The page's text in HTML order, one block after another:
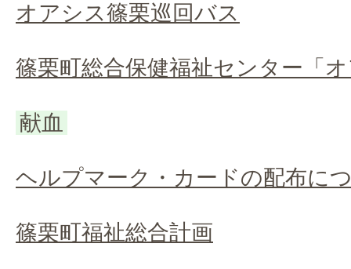
オアシス篠栗巡回バス
篠栗町総合保健福祉センター「
献血
ヘルプマーク・カードの配布に
篠栗町福祉総合計画